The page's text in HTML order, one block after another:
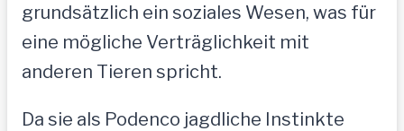
grundsätzlich ein soziales Wesen, was für
eine mögliche Verträglichkeit mit
anderen Tieren spricht.
Da sie als Podenco jagdliche Instinkte